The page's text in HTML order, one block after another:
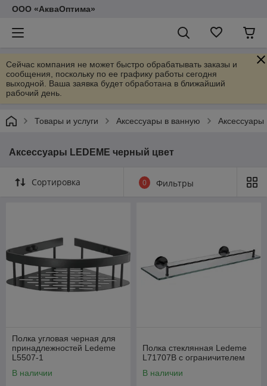
ООО «АкваОптима»
Сейчас компания не может быстро обрабатывать заказы и
сообщения, поскольку по ее графику работы сегодня
выходной. Ваша заявка будет обработана в ближайший
рабочий день.
Товары и услуги Аксессуары в ванную Аксессуары
Аксессуары LEDEME черный цвет
Сортировка 0 Фильтры
Полка угловая черная для
принадлежностей Ledeme
L5507-1
В наличии
Полка стеклянная Ledeme
L71707B с ограничителем
В наличии